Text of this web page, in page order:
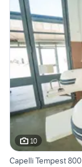
10
Capelli Tempest 800